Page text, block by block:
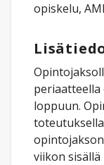
opiskelu,
loppuun.
viikon